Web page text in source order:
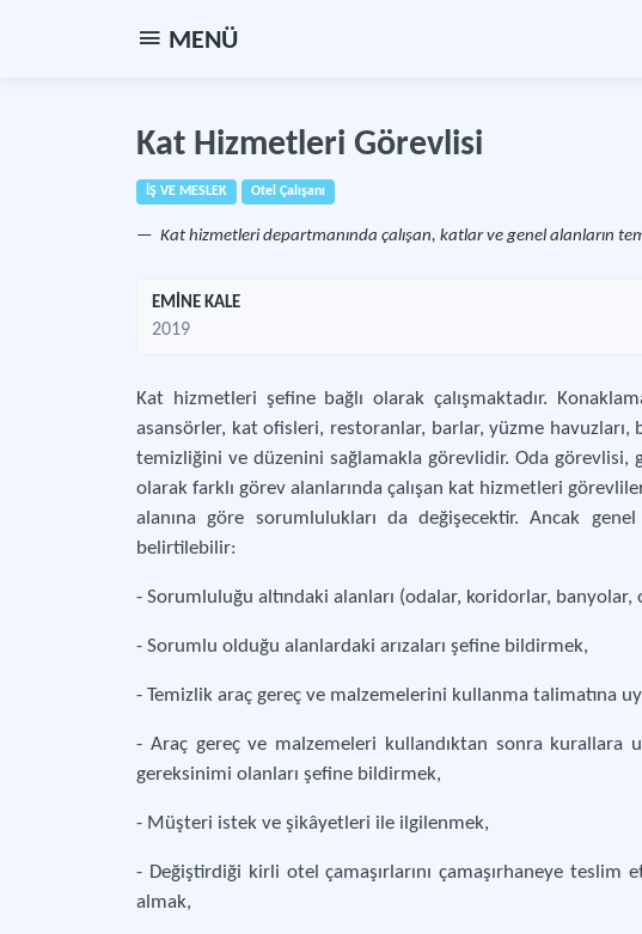
MENÜ
Kat Hizmetleri Görevlisi
İŞ VE MESLEK Otel Çalışanı
Kat hizmetleri departmanında çalışan, katlar ve genel alanların
EMİNE KALE
2019
Kat hizmetleri şefine bağlı olarak çalışmaktadır.
asansörler, kat ofisleri, restoranlar, barlar, yüzme
temizliğini ve düzenini sağlamakla görevlidir. Oda görevlisi,
olarak farklı görev alanlarında çalışan kat hizmetleri
alanına göre sorumlulukları da değişecektir. Ancak
belirtilebilir:
- Sorumluluğu altındaki alanları (odalar, koridorlar,
- Sorumlu olduğu alanlardaki arızaları şefine bildirmek,
- Temizlik araç gereç ve malzemelerini kullanma talimatına
- Araç gereç ve malzemeleri kullandıktan sonra kurallara
gereksinimi olanları şefine bildirmek,
- Müşteri istek ve şikâyetleri ile ilgilenmek,
- Değiştirdiği kirli otel çamaşırlarını çamaşırhaneye teslim
almak,